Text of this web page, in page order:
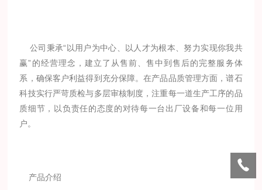
公司秉承“以用户为中心、以人才为根本、努力实现你我共
赢”的经营理念，建立了从售前、售中到售后的完整服务体
系，确保客户利益得到充分保障。在产品品质管理方面，谱石
科技实行严苛质检与多层审核制度，注重每一道生产工序的品
质细节，以负责任的态度的对待每一台出厂设备和每一位用
户。
产品介绍